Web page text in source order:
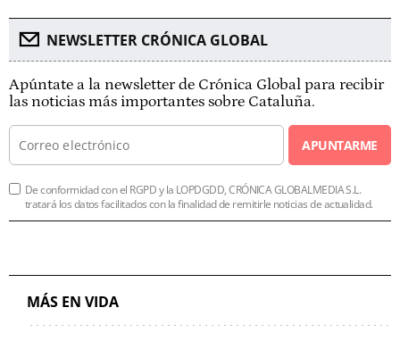
NEWSLETTER CRÓNICA GLOBAL
Apúntate a la newsletter de Crónica Global para recibir
las noticias más importantes sobre Cataluña.
APUNTARME
De conformidad con el RGPD y la LOPDGDD, CRÓNICA GLOBALMEDIA S.L.
tratará los datos facilitados con la finalidad de remitirle noticias de actualidad.
MÁS EN VIDA